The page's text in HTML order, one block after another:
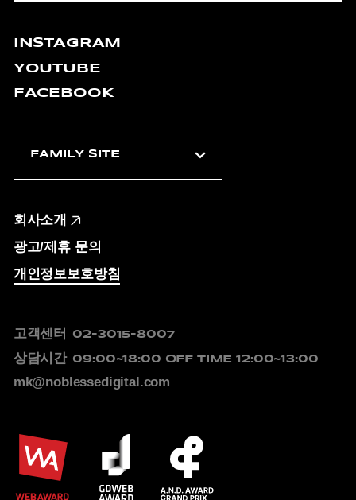
INSTAGRAM
YOUTUBE
FACEBOOK
회사소개
광고/제휴 문의
개인정보보호방침
고객센터 02-3015-8007
상담시간 09:00~18:00 OFF TIME 12:00~13:00
mk@noblessedigital.com